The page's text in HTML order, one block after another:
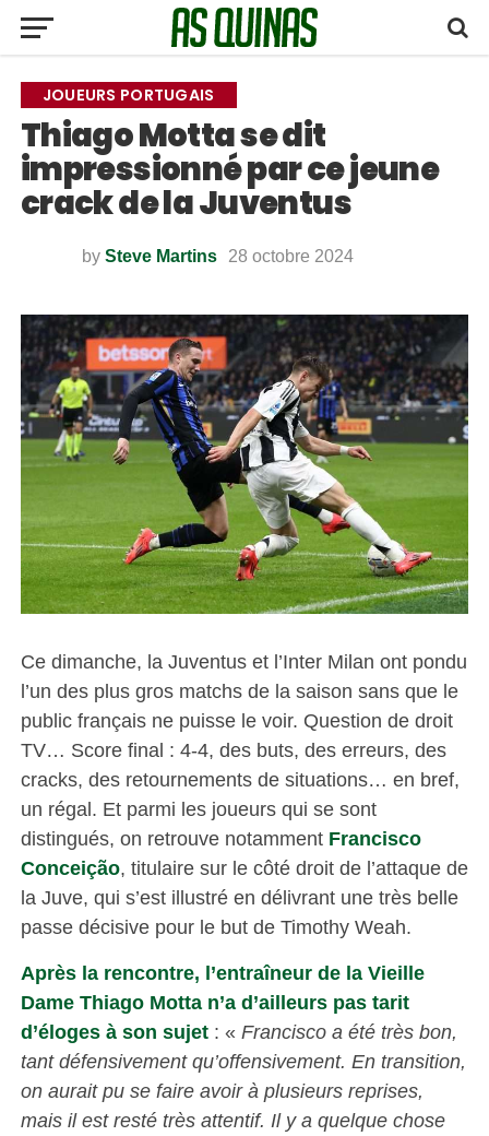
JOUEURS PORTUGAIS
Thiago Motta se dit
impressionné par ce jeune
crack de la Juventus
by Steve Martins 28 octobre 2024
Ce dimanche, la Juventus et l’Inter Milan ont pondu
l’un des plus gros matchs de la saison sans que le
public français ne puisse le voir. Question de droit
TV… Score final : 4-4, des buts, des erreurs, des
cracks, des retournements de situations… en bref,
un régal. Et parmi les joueurs qui se sont
distingués, on retrouve notamment Francisco
Conceição, titulaire sur le côté droit de l’attaque de
la Juve, qui s’est illustré en délivrant une très belle
passe décisive pour le but de Timothy Weah.
Après la rencontre, l’entraîneur de la Vieille
Dame Thiago Motta n’a d’ailleurs pas tarit
d’éloges à son sujet: « Francisco a été très bon,
tant défensivement qu’offensivement. En transition,
on aurait pu se faire avoir à plusieurs reprises,
mais il est resté très attentif. Il y a quelque chose